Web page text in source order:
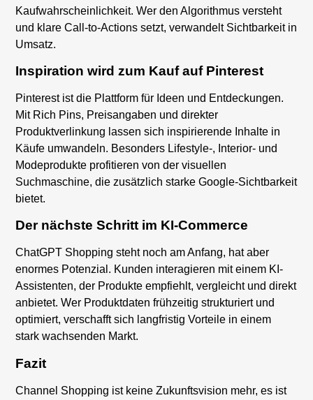
Kaufwahrscheinlichkeit. Wer den Algorithmus versteht
und klare Call-to-Actions setzt, verwandelt Sichtbarkeit in
Umsatz.
Inspiration wird zum Kauf auf Pinterest
Pinterest ist die Plattform für Ideen und Entdeckungen.
Mit Rich Pins, Preisangaben und direkter
Produktverlinkung lassen sich inspirierende Inhalte in
Käufe umwandeln. Besonders Lifestyle-, Interior- und
Modeprodukte profitieren von der visuellen
Suchmaschine, die zusätzlich starke Google-Sichtbarkeit
bietet.
Der nächste Schritt im KI-Commerce
ChatGPT Shopping steht noch am Anfang, hat aber
enormes Potenzial. Kunden interagieren mit einem KI-
Assistenten, der Produkte empfiehlt, vergleicht und direkt
anbietet. Wer Produktdaten frühzeitig strukturiert und
optimiert, verschafft sich langfristig Vorteile in einem
stark wachsenden Markt.
Fazit
Channel Shopping ist keine Zukunftsvision mehr, es ist